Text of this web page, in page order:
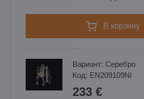
в корзину
Вариант: Cеребро
Код: EN209109Ni
233 €